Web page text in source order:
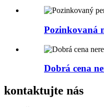
Pozinkovaná
Dobrá cena
kontaktujte nás